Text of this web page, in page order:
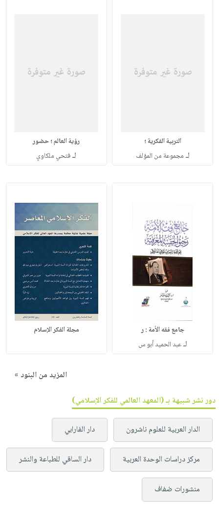
التربية الفكرية ؛
لـ مجموعة من المؤلف
رؤية العالم ؛ حضور
لـفتحي ملكاوي
جامع فقه الأمة : ر
لـعبد الحميد أبو س
مجلة الفكر الإسلام
المزيد من البنود »
دور نشر شبيهة بـ (المعهد العالمي للفكر الإسلامي)
الدار العربية للعلوم ناشرون دار الفارابي
مركز دراسات الوحدة العربية دار الساقي للطباعة والنشر
منشورات ضفاف